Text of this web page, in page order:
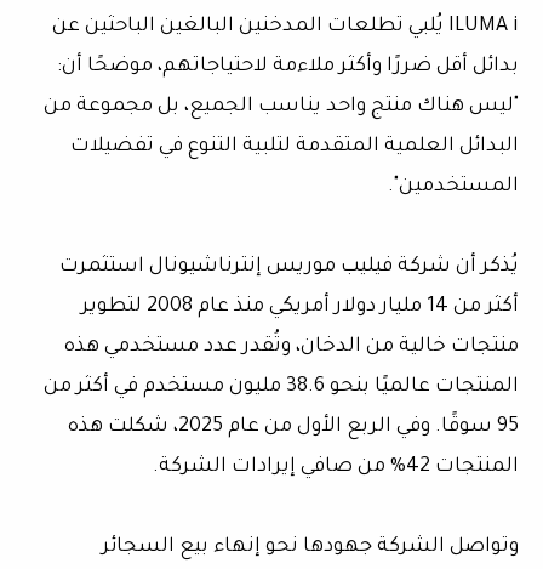
ILUMA i يُلبي تطلعات المدخنين البالغين الباحثين عن
بدائل أقل ضررًا وأكثر ملاءمة لاحتياجاتهم، موضحًا أن:
"ليس هناك منتج واحد يناسب الجميع، بل مجموعة من
البدائل العلمية المتقدمة لتلبية التنوع في تفضيلات
المستخدمين".
يُذكر أن شركة فيليب موريس إنترناشيونال استثمرت
أكثر من 14 مليار دولار أمريكي منذ عام 2008 لتطوير
منتجات خالية من الدخان، وتُقدر عدد مستخدمي هذه
المنتجات عالميًا بنحو 38.6 مليون مستخدم في أكثر من
95 سوقًا. وفي الربع الأول من عام 2025، شكلت هذه
المنتجات 42% من صافي إيرادات الشركة.
وتواصل الشركة جهودها نحو إنهاء بيع السجائر